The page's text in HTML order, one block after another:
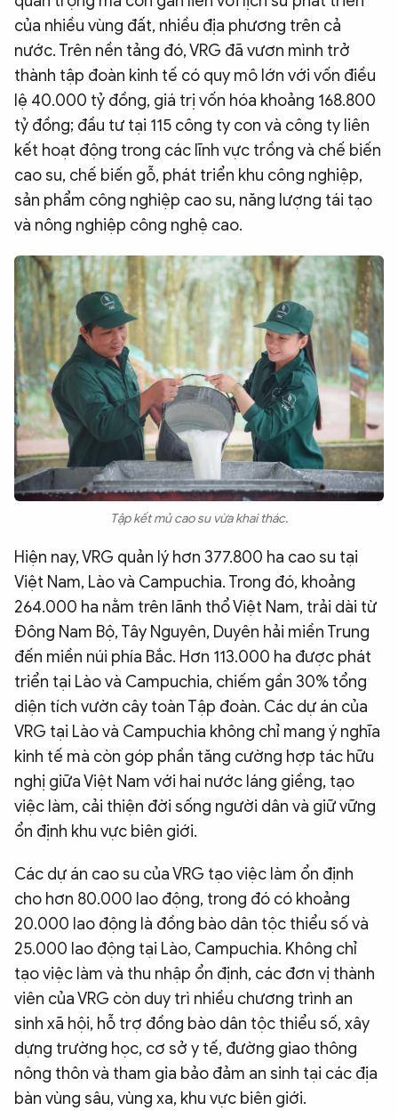
Chuyên trang An ninh thế giới
Văn nghệ Công an
Chuyên đề
của nhiều vùng đất, nhiều địa phương trên cả
nước. Trên nền tảng đó, VRG đã vươn mình trở
thành tập đoàn kinh tế có quy mô lớn với vốn điều
lệ 40.000 tỷ đồng, giá trị vốn hóa khoảng 168.800
tỷ đồng; đầu tư tại 115 công ty con và công ty liên
kết hoạt động trong các lĩnh vực trồng và chế biến
cao su, chế biến gỗ, phát triển khu công nghiệp,
sản phẩm công nghiệp cao su, năng lượng tái tạo
và nông nghiệp công nghệ cao.
Tập kết mủ cao su vừa khai thác.
Hiện nay, VRG quản lý hơn 377.800 ha cao su tại
Việt Nam, Lào và Campuchia. Trong đó, khoảng
264.000 ha nằm trên lãnh thổ Việt Nam, trải dài từ
Đông Nam Bộ, Tây Nguyên, Duyên hải miền Trung
đến miền núi phía Bắc. Hơn 113.000 ha được phát
triển tại Lào và Campuchia, chiếm gần 30% tổng
diện tích vườn cây toàn Tập đoàn. Các dự án của
VRG tại Lào và Campuchia không chỉ mang ý nghĩa
kinh tế mà còn góp phần tăng cường hợp tác hữu
nghị giữa Việt Nam với hai nước láng giềng, tạo
việc làm, cải thiện đời sống người dân và giữ vững
ổn định khu vực biên giới.
Các dự án cao su của VRG tạo việc làm ổn định
cho hơn 80.000 lao động, trong đó có khoảng
20.000 lao động là đồng bào dân tộc thiểu số và
25.000 lao động tại Lào, Campuchia. Không chỉ
tạo việc làm và thu nhập ổn định, các đơn vị thành
viên của VRG còn duy trì nhiều chương trình an
sinh xã hội, hỗ trợ đồng bào dân tộc thiểu số, xây
dựng trường học, cơ sở y tế, đường giao thông
nông thôn và tham gia bảo đảm an sinh tại các địa
bàn vùng sâu, vùng xa, khu vực biên giới.